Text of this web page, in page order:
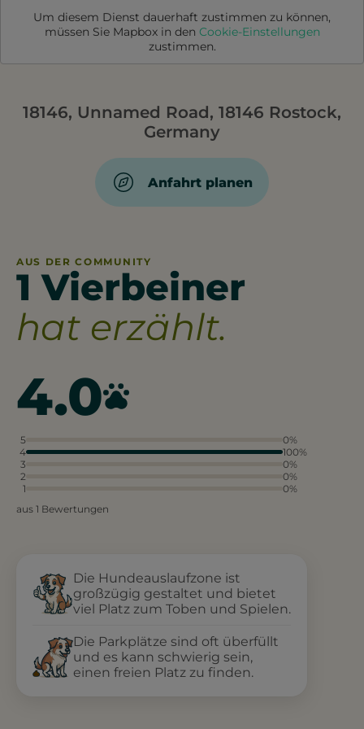
Um diesem Dienst dauerhaft zustimmen zu können,
müssen Sie Mapboxin den Cookie-Einstellungen
zustimmen.
18146, Unnamed Road, 18146 Rostock,
Germany
Anfahrt planen
AUS DER COMMUNITY
1 Vierbeiner
hat erzählt.
4.0
5
0%
4
100%
3
0%
2
0%
1
0%
aus 1 Bewertungen
Die Hundeauslaufzone ist
großzügig gestaltet und bietet
viel Platz zum Toben und Spielen.
Die Parkplätze sind oft überfüllt
und es kann schwierig sein,
einen freien Platz zu finden.